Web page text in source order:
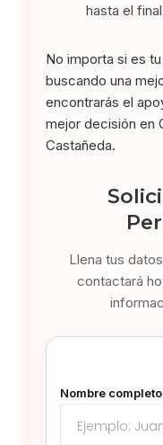
hasta el
No importa si es
buscando una
encontrarás el
mejor decisión en
Castañeda.
Llena tus
contactará
Nombre